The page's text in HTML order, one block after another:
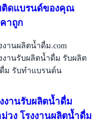
ติดแบรนด์ของคุณ
าถูก
งานผลิตน้ำดื่ม.com
งานรับผลิตน้ำดื่ม รับผลิต
ม รับทำแบรนด์น
งานรับผลิตน้ำดื่ม
วง โรงงานผลิตน้ำดื่ม